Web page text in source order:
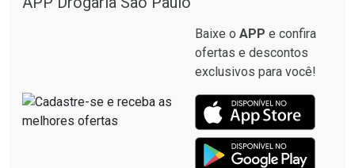
Baixe o APP e confira
ofertas e descontos
exclusivos para você!